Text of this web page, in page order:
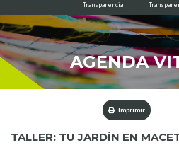
Transparencia
AGENDA
Imprimir
TALLER: TU JARDÍN EN